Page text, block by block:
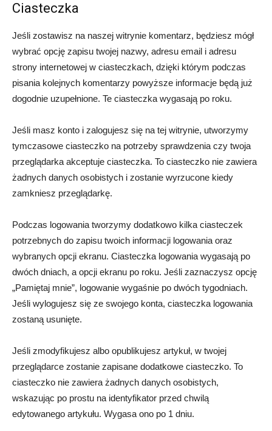
Ciasteczka
Jeśli zostawisz na naszej witrynie komentarz, będziesz mógł
wybrać opcję zapisu twojej nazwy, adresu email i adresu
strony internetowej w ciasteczkach, dzięki którym podczas
pisania kolejnych komentarzy powyższe informacje będą już
dogodnie uzupełnione. Te ciasteczka wygasają po roku.
Jeśli masz konto i zalogujesz się na tej witrynie, utworzymy
tymczasowe ciasteczko na potrzeby sprawdzenia czy twoja
przeglądarka akceptuje ciasteczka. To ciasteczko nie zawiera
żadnych danych osobistych i zostanie wyrzucone kiedy
zamkniesz przeglądarkę.
Podczas logowania tworzymy dodatkowo kilka ciasteczek
potrzebnych do zapisu twoich informacji logowania oraz
wybranych opcji ekranu. Ciasteczka logowania wygasają po
dwóch dniach, a opcji ekranu po roku. Jeśli zaznaczysz opcję
„Pamiętaj mnie”, logowanie wygaśnie po dwóch tygodniach.
Jeśli wylogujesz się ze swojego konta, ciasteczka logowania
zostaną usunięte.
Jeśli zmodyfikujesz albo opublikujesz artykuł, w twojej
przeglądarce zostanie zapisane dodatkowe ciasteczko. To
ciasteczko nie zawiera żadnych danych osobistych,
wskazując po prostu na identyfikator przed chwilą
edytowanego artykułu. Wygasa ono po 1 dniu.